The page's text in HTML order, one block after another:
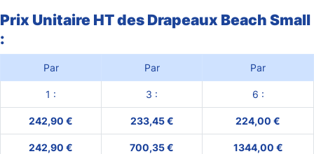
Prix Unitaire HT des Drapeaux Beach Small
:
Par Par Par
1 : 3 : 6 :
242,90 € 233,45 € 224,00 €
242,90 € 700,35 € 1344,00 €